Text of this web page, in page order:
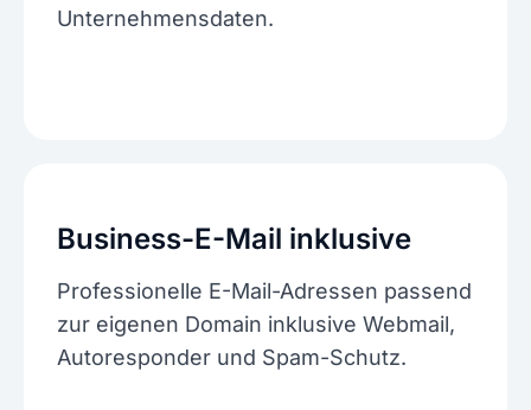
Unternehmensdaten.
Business-E-Mail inklusive
Professionelle E-Mail-Adressen passend
zur eigenen Domain inklusive Webmail,
Autoresponder und Spam-Schutz.